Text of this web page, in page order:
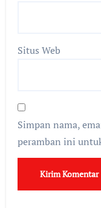
Situs Web
Simpan nama,
peramban ini